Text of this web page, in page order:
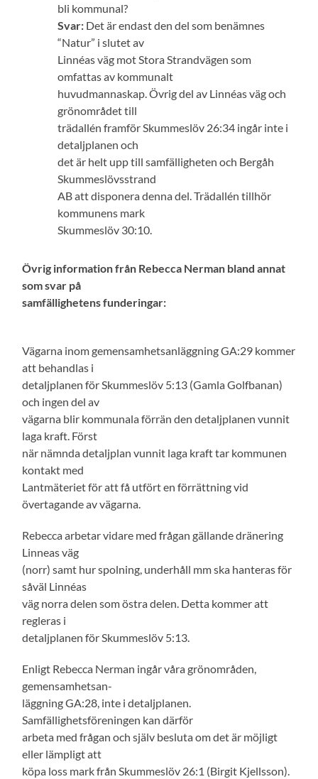
bli kommunal?
Svar: Det är endast den del som benämnes
“Natur” i slutet av
Linnéas väg mot Stora Strandvägen som
omfattas av kommunalt
huvudmannaskap. Övrig del av Linnéas väg och
grönområdet till
trädallén framför Skummeslöv 26:34 ingår inte i
detaljplanen och
det är helt upp till samfälligheten och Bergåh
Skummeslövsstrand
AB att disponera denna del. Trädallén tillhör
kommunens mark
Skummeslöv 30:10.
Övrig information från Rebecca Nerman bland annat
som svar på
samfällighetens funderingar:
Vägarna inom gemensamhetsanläggning GA:29 kommer
att behandlas i
detaljplanen för Skummeslöv 5:13 (Gamla Golfbanan)
och ingen del av
vägarna blir kommunala förrän den detaljplanen vunnit
laga kraft. Först
när nämnda detaljplan vunnit laga kraft tar kommunen
kontakt med
Lantmäteriet för att få utfört en förrättning vid
övertagande av vägarna.
Rebecca arbetar vidare med frågan gällande dränering
Linneas väg
(norr) samt hur spolning, underhåll mm ska hanteras för
såväl Linnéas
väg norra delen som östra delen. Detta kommer att
regleras i
detaljplanen för Skummeslöv 5:13.
Enligt Rebecca Nerman ingår våra grönområden,
gemensamhetsan-
läggning GA:28, inte i detaljplanen.
Samfällighetsföreningen kan därför
arbeta med frågan och själv besluta om det är möjligt
eller lämpligt att
köpa loss mark från Skummeslöv 26:1 (Birgit Kjellsson).